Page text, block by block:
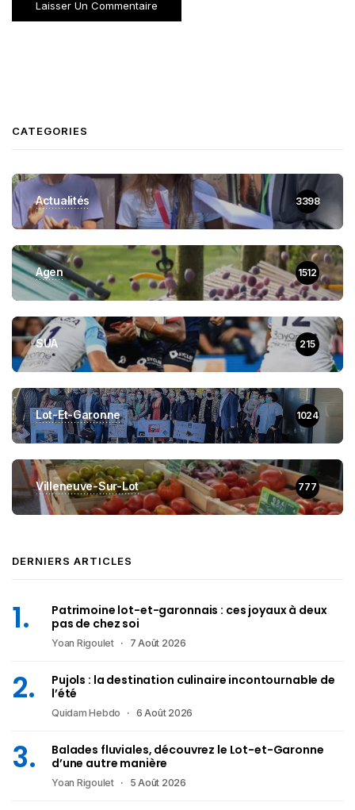
CATEGORIES
Actualités 3398
Agen 1512
SUA 215
Lot-Et-Garonne 1024
Villeneuve-Sur-Lot 777
DERNIERS ARTICLES
Patrimoine lot-et-garonnais : ces joyaux à deux
pas de chez soi
Yoan Rigoulet 7 Août 2026
Pujols : la destination culinaire incontournable de
l’été
Quidam Hebdo 6 Août 2026
Balades fluviales, découvrez le Lot-et-Garonne
d’une autre manière
Yoan Rigoulet 5 Août 2026